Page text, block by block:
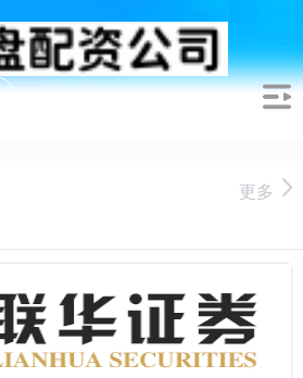
更多